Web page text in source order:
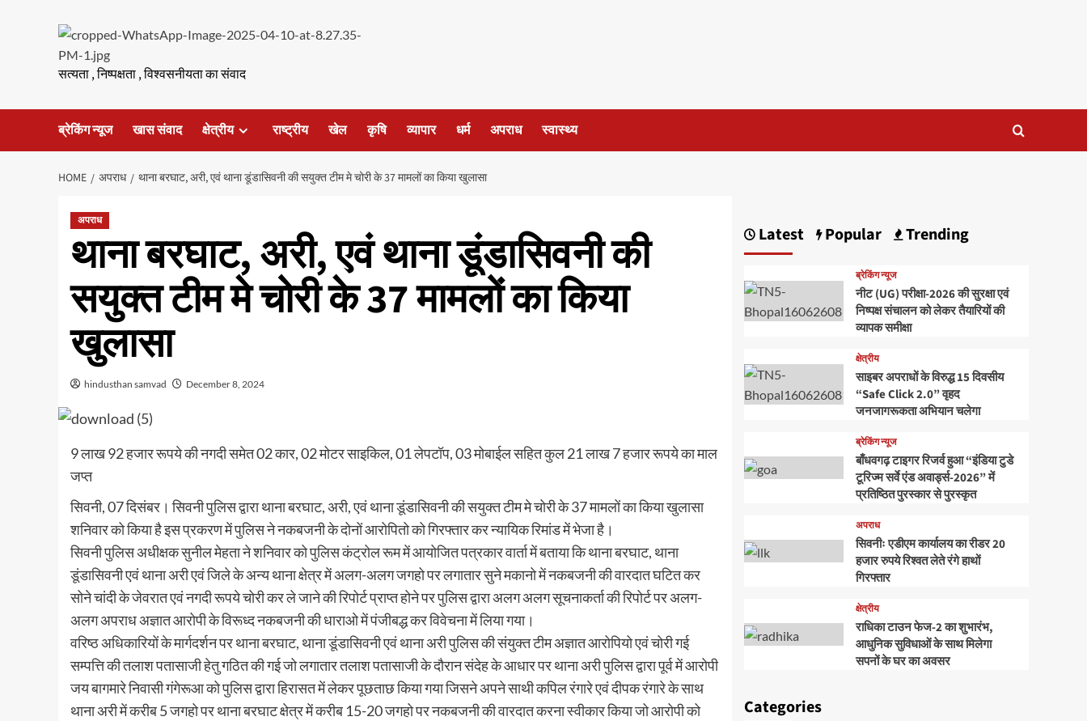
सत्यता , निष्पक्षता , विश्वसनीयता का संवाद
ब्रेकिंग न्यूज खास संवाद क्षेत्रीय राष्ट्रीय खेल कृषि व्यापार धर्म अपराध स्वास्थ्य
HOME अपराध थाना बरघाट, अरी, एवं थाना डूंडासिवनी की सयुक्त टीम मे चोरी के 37 मामलों का किया खुलासा
अपराध
थाना बरघाट, अरी, एवं थाना डूंडासिवनी की
सयुक्त टीम मे चोरी के 37 मामलों का किया
खुलासा
hindusthan samvad December 8, 2024
9 लाख 92 हजार रूपये की नगदी समेत 02 कार, 02 मोटर साइकिल, 01 लेपटॉप, 03 मोबाईल सहित कुल 21 लाख 7 हजार रूपये का माल
जप्त
सिवनी, 07 दिसंबर। सिवनी पुलिस द्वारा थाना बरघाट, अरी, एवं थाना डूंडासिवनी की सयुक्त टीम मे चोरी के 37 मामलों का किया खुलासा
शनिवार को किया है इस प्रकरण में पुलिस ने नकबजनी के दोनों आरोपितो को गिरफ्तार कर न्यायिक रिमांड में भेजा है।
सिवनी पुलिस अधीक्षक सुनील मेहता ने शनिवार को पुलिस कंट्रोल रूम में आयोजित पत्रकार वार्ता में बताया कि थाना बरघाट, थाना
डूंडासिवनी एवं थाना अरी एवं जिले के अन्य थाना क्षेत्र में अलग-अलग जगहो पर लगातार सुने मकानो में नकबजनी की वारदात घटित कर
सोने चांदी के जेवरात एवं नगदी रूपये चोरी कर ले जाने की रिपोर्ट प्राप्त होने पर पुलिस द्वारा अलग अलग सूचनाकर्ता की रिपोर्ट पर अलग-
अलग अपराध अज्ञात आरोपी के विरूध्द नकबजनी की धाराओ में पंजीबद्ध कर विवेचना में लिया गया।
वरिष्ठ अधिकारियों के मार्गदर्शन पर थाना बरघाट, थाना डूंडासिवनी एवं थाना अरी पुलिस की संयुक्त टीम अज्ञात आरोपियो एवं चोरी गई
सम्पत्ति की तलाश पतासाजी हेतु गठित की गई जो लगातार तलाश पतासाजी के दौरान संदेह के आधार पर थाना अरी पुलिस द्वारा पूर्व में आरोपी
जय बागमारे निवासी गंगेरूआ को पुलिस द्वारा हिरासत में लेकर पूछताछ किया गया जिसने अपने साथी कपिल रंगारे एवं दीपक रंगारे के साथ
थाना अरी में करीब 5 जगहो पर थाना बरघाट क्षेत्र में करीब 15-20 जगहो पर नकबजनी की वारदात करना स्वीकार किया जो आरोपी को
Latest Popular Trending
ब्रेकिंग न्यूज
नीट (UG) परीक्षा-2026 की सुरक्षा एवं
निष्पक्ष संचालन को लेकर तैयारियों की
व्यापक समीक्षा
क्षेत्रीय
साइबर अपराधों के विरुद्ध 15 दिवसीय
“Safe Click 2.0” वृहद
जनजागरूकता अभियान चलेगा
ब्रेकिंग न्यूज
बाँधवगढ़ टाइगर रिजर्व हुआ “इंडिया टुडे
टूरिज्म सर्वे एंड अवार्ड्स-2026” में
प्रतिष्ठित पुरस्कार से पुरस्कृत
अपराध
सिवनीः एडीएम कार्यालय का रीडर 20
हजार रुपये रिश्वत लेते रंगे हाथों
गिरफ्तार
क्षेत्रीय
राधिका टाउन फेज-2 का शुभारंभ,
आधुनिक सुविधाओं के साथ मिलेगा
सपनों के घर का अवसर
Categories